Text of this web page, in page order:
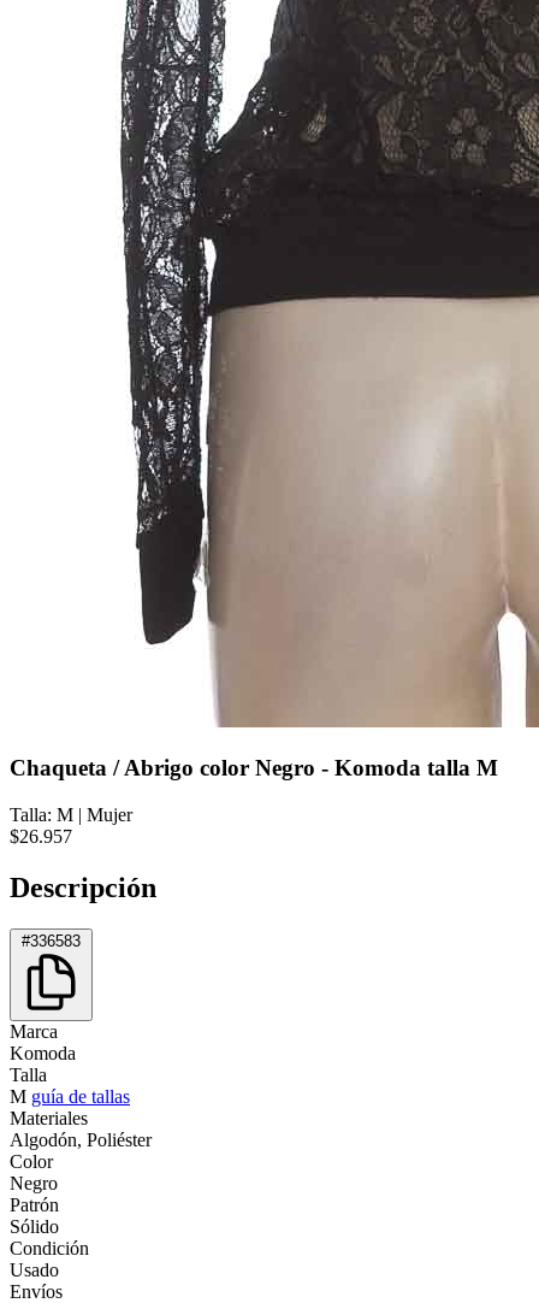
Chaqueta / Abrigo color Negro - Komoda talla M
Talla: M | Mujer
$26.957
Descripción
#336583
Marca
Komoda
Talla
M guía de tallas
Materiales
Algodón, Poliéster
Color
Negro
Patrón
Sólido
Condición
Usado
Envíos